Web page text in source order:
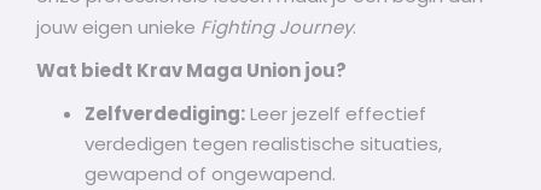
jouw eigen unieke Fighting Journey.
Wat biedt Krav Maga Union jou?
Zelfverdediging:Leer jezelf effectief
verdedigen tegen realistische situaties,
gewapend of ongewapend.